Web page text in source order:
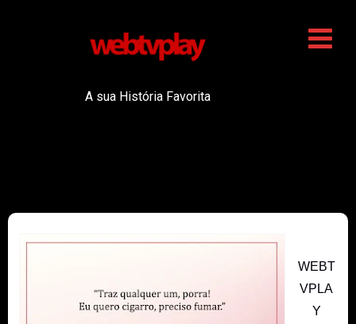
A sua História Favorita
WEBT
VPLA
Y